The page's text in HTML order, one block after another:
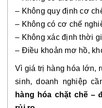
– Không quy định cơ
– Không có cơ chế
– Không xác định thời
– Điều khoản mơ hồ,
Vì giá trị hàng hóa lớn,
sinh, doanh nghiệp
hàng hóa chặt chẽ –